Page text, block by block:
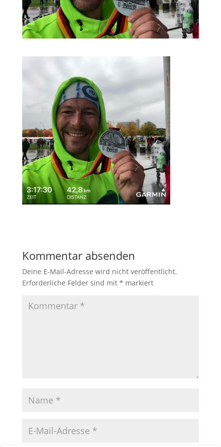
Kommentar absenden
Deine E-Mail-Adresse wird nicht veröffentlicht.
Erforderliche Felder sind mit * markiert